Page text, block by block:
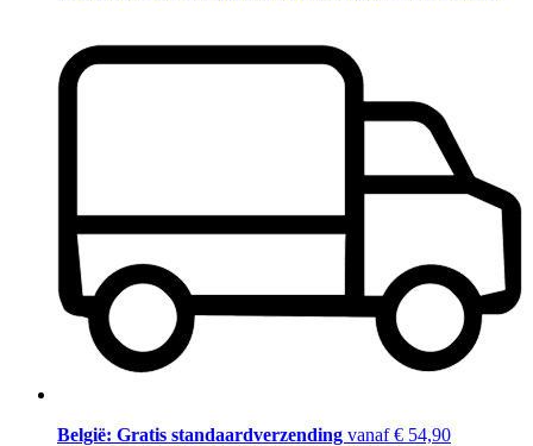
België: Gratis standaardverzending vanaf € 54,90